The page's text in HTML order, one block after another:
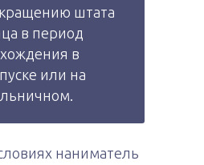
штата
в период
в
или на
наниматель